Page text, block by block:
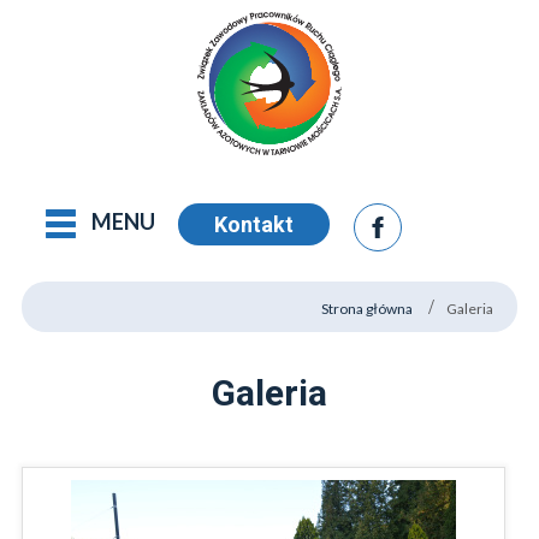
MENU Kontakt
Strona główna Galeria
Galeria